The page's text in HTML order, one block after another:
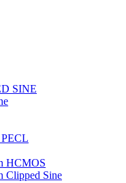
SINE
HCMOS
Clipped Sine